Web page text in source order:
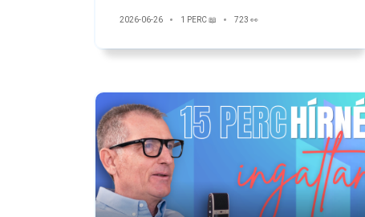
2026-06-26 1 PERC 📖 723 👀